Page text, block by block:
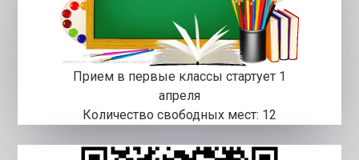
Прием в первые классы стартует 1
апреля
Количество свободных мест: 12